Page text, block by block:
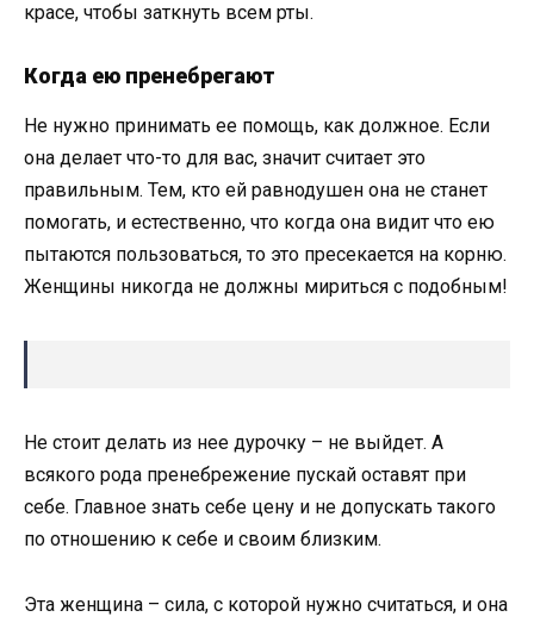
красе, чтобы заткнуть всем рты.
Когда ею пренебрегают
Не нужно принимать ее помощь, как должное. Если
она делает что-то для вас, значит считает это
правильным. Тем, кто ей равнодушен она не станет
помогать, и естественно, что когда она видит что ею
пытаются пользоваться, то это пресекается на корню.
Женщины никогда не должны мириться с подобным!
Не стоит делать из нее дурочку – не выйдет. А
всякого рода пренебрежение пускай оставят при
себе. Главное знать себе цену и не допускать такого
по отношению к себе и своим близким.
Эта женщина – сила, с которой нужно считаться, и она